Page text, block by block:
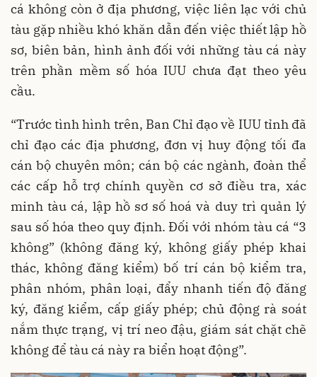
cá không còn ở địa phương, việc liên lạc với chủ
tàu gặp nhiều khó khăn dẫn đến việc thiết lập hồ
sơ, biên bản, hình ảnh đối với những tàu cá này
trên phần mềm số hóa IUU chưa đạt theo yêu
cầu.
“Trước tình hình trên, Ban Chỉ đạo về IUU tỉnh đã
chỉ đạo các địa phương, đơn vị huy động tối đa
cán bộ chuyên môn; cán bộ các ngành, đoàn thể
các cấp hỗ trợ chính quyền cơ sở điều tra, xác
minh tàu cá, lập hồ sơ số hoá và duy trì quản lý
sau số hóa theo quy định. Đối với nhóm tàu cá “3
không” (không đăng ký, không giấy phép khai
thác, không đăng kiểm) bố trí cán bộ kiểm tra,
phân nhóm, phân loại, đẩy nhanh tiến độ đăng
ký, đăng kiểm, cấp giấy phép; chủ động rà soát
nắm thực trạng, vị trí neo đậu, giám sát chặt chẽ
không để tàu cá này ra biển hoạt động”.